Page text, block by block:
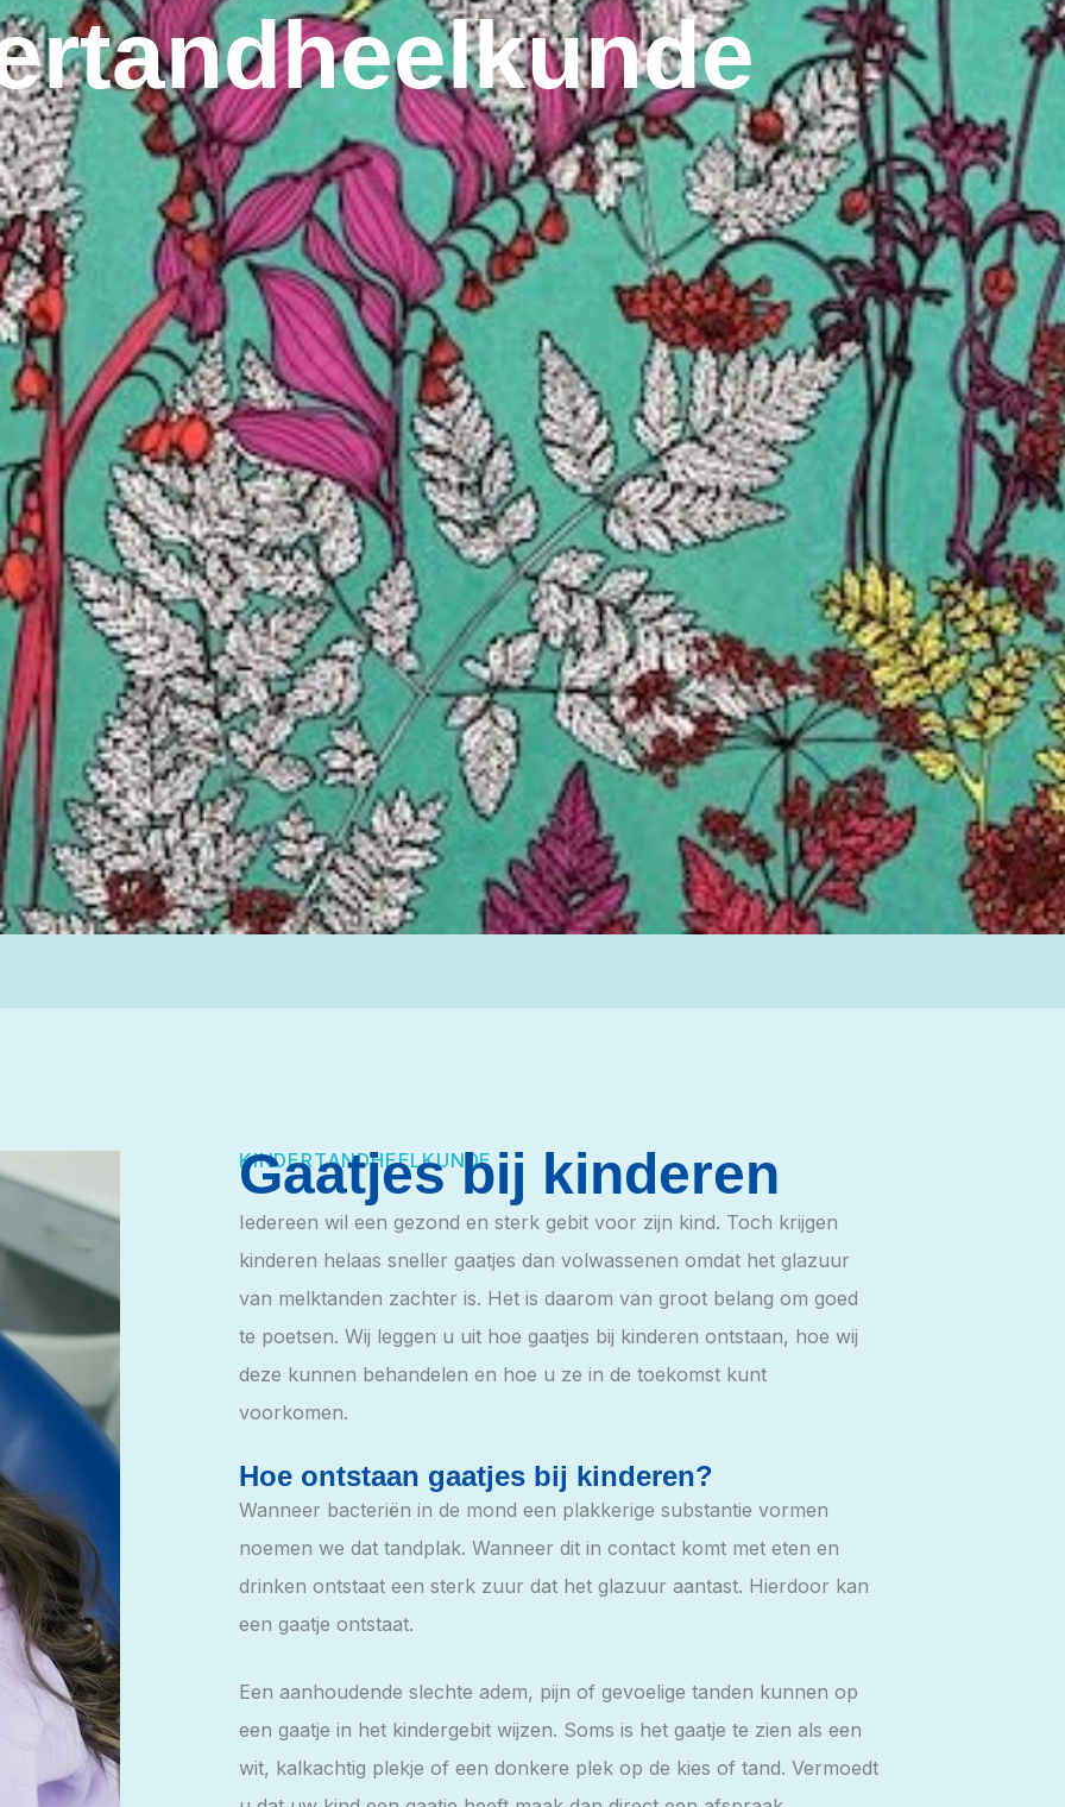
KINDERTANDHEELKUNDE
Gaatjes bij kinderen
Iedereen wil een gezond en sterk gebit voor zijn kind. Toch krijgen
kinderen helaas sneller gaatjes dan volwassenen omdat het glazuur
van melktanden zachter is. Het is daarom van groot belang om goed
te poetsen. Wij leggen u uit hoe gaatjes bij kinderen ontstaan, hoe wij
deze kunnen behandelen en hoe u ze in de toekomst kunt
voorkomen.
Hoe ontstaan gaatjes bij kinderen?
Wanneer bacteriën in de mond een plakkerige substantie vormen
noemen we dat tandplak. Wanneer dit in contact komt met eten en
drinken ontstaat een sterk zuur dat het glazuur aantast. Hierdoor kan
een gaatje ontstaat.
Een aanhoudende slechte adem, pijn of gevoelige tanden kunnen op
een gaatje in het kindergebit wijzen. Soms is het gaatje te zien als een
wit, kalkachtig plekje of een donkere plek op de kies of tand. Vermoedt